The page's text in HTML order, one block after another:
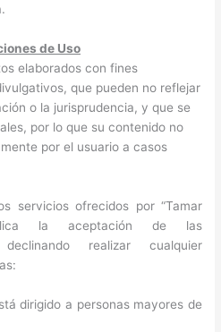
de Uso
elaborados con fines
que pueden no reflejar
o la jurisprudencia, y que se
por lo que su contenido no
por el usuario a casos
servicios ofrecidos por “Tamar
la aceptación de las
realizar cualquier
dirigido a personas mayores de